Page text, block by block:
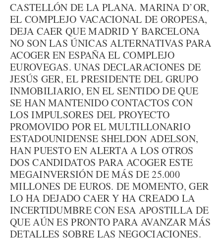
CASTELLÓN DE LA PLANA. MARINA D’OR,
EL COMPLEJO VACACIONAL DE OROPESA,
DEJA CAER QUE MADRID Y BARCELONA
NO SON LAS ÚNICAS ALTERNATIVAS PARA
ACOGER EN ESPAÑA EL COMPLEJO
EUROVEGAS. UNAS DECLARACIONES DE
JESÚS GER, EL PRESIDENTE DEL GRUPO
INMOBILIARIO, EN EL SENTIDO DE QUE
SE HAN MANTENIDO CONTACTOS CON
LOS IMPULSORES DEL PROYECTO
PROMOVIDO POR EL MULTILLONARIO
ESTADOUNIDENSE SHELDON ADELSON,
HAN PUESTO EN ALERTA A LOS OTROS
DOS CANDIDATOS PARA ACOGER ESTE
MEGAINVERSIÓN DE MÁS DE 25.000
MILLONES DE EUROS. DE MOMENTO, GER
LO HA DEJADO CAER Y HA CREADO LA
INCERTIDUMBRE CON ESA APOSTILLA DE
QUE AÚN ES PRONTO PARA AVANZAR MÁS
DETALLES SOBRE LAS NEGOCIACIONES.